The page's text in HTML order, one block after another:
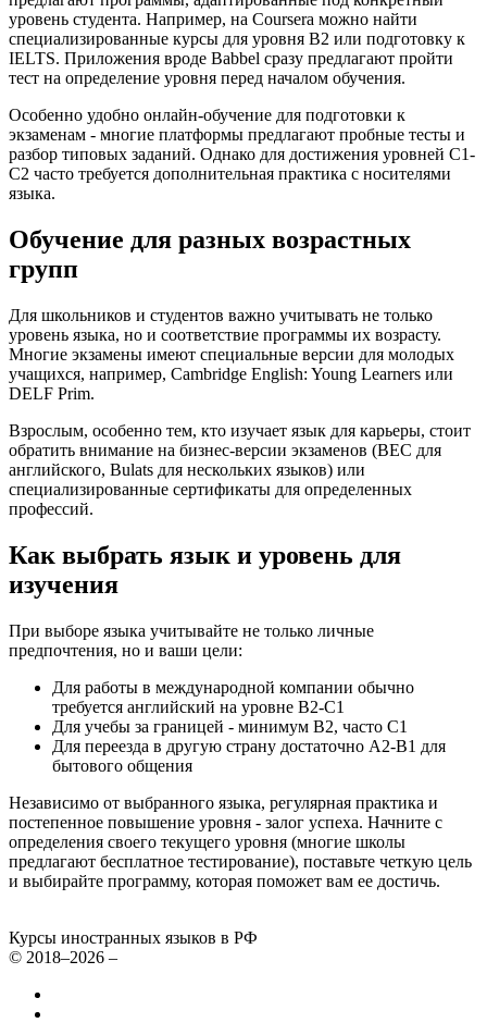
уровень студента. Например, на Coursera можно найти
специализированные курсы для уровня B2 или подготовку к
IELTS. Приложения вроде Babbel сразу предлагают пройти
тест на определение уровня перед началом обучения.
Особенно удобно онлайн-обучение для подготовки к
экзаменам - многие платформы предлагают пробные тесты и
разбор типовых заданий. Однако для достижения уровней C1-
C2 часто требуется дополнительная практика с носителями
языка.
Обучение для разных возрастных
групп
Для школьников и студентов важно учитывать не только
уровень языка, но и соответствие программы их возрасту.
Многие экзамены имеют специальные версии для молодых
учащихся, например, Cambridge English: Young Learners или
DELF Prim.
Взрослым, особенно тем, кто изучает язык для карьеры, стоит
обратить внимание на бизнес-версии экзаменов (BEC для
английского, Bulats для нескольких языков) или
специализированные сертификаты для определенных
профессий.
Как выбрать язык и уровень для
изучения
При выборе языка учитывайте не только личные
предпочтения, но и ваши цели:
Для работы в международной компании обычно
требуется английский на уровне B2-C1
Для учебы за границей - минимум B2, часто C1
Для переезда в другую страну достаточно A2-B1 для
бытового общения
Независимо от выбранного языка, регулярная практика и
постепенное повышение уровня - залог успеха. Начните с
определения своего текущего уровня (многие школы
предлагают бесплатное тестирование), поставьте четкую цель
и выбирайте программу, которая поможет вам ее достичь.
Курсы иностранных языков в РФ
© 2018–2026 –